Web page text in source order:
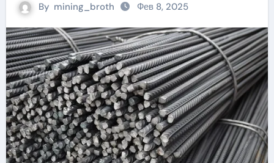
By mining_broth Фев 8, 2025